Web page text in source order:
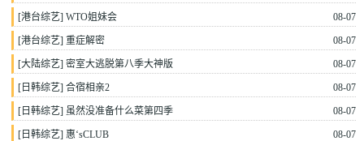
[港台综艺]WTO姐妹会 08-07
[港台综艺]重症解密 08-07
[大陆综艺]密室大逃脱第八季大神版 08-07
[ 日韩综艺]合宿相亲2 08-07
[ 日韩综艺] 虽然没准备什么菜第四季 08-07
[ 日韩综艺] 惠‘sCLUB 08-07